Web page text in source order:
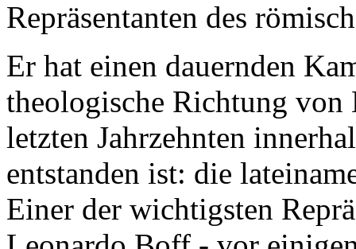
Repräsentanten des
Er hat einen dauernden
theologische Richtung
letzten Jahrzehnten
entstanden ist: die
Einer der wichtigsten